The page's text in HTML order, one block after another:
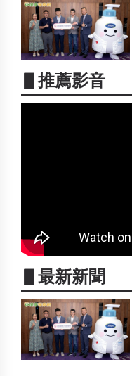
▋推薦影音
▋最新新聞